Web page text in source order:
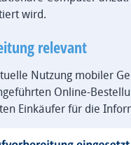
wird.
relevant
Nutzung mobiler
Online-
Einkäufer für die